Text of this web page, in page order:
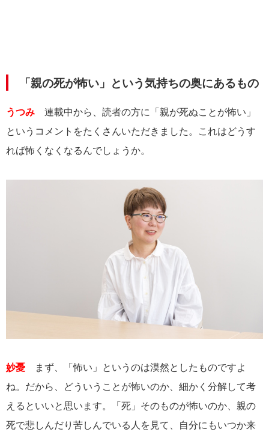
「親の死が怖い」という気持ちの奥にあるもの
うつみ 連載中から、読者の方に「親が死ぬことが怖い」
というコメントをたくさんいただきました。これはどうす
れば怖くなくなるんでしょうか。
妙憂
まず、「怖い」というのは漠然としたものですよ
ね。だから、どういうことが怖いのか、細かく分解して考
えるといいと思います。「死」そのものが怖いのか、親の
死で悲しんだり苦しんでいる人を見て、自分にもいつか来